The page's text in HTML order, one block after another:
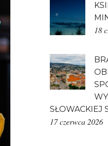
18
SŁOWACKIEJ
17 czerwca 2026